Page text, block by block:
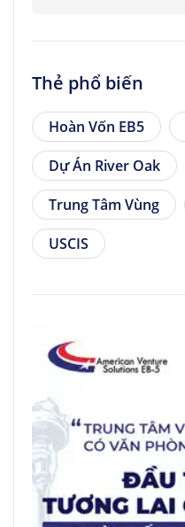
Thẻ phổ biến
Hoàn Vốn EB5
Dự Án River Oak
Trung Tâm Vùng
USCIS